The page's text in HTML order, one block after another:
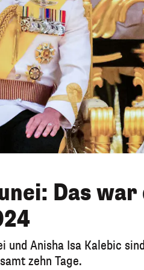
Das
und Anisha Isa Kalebic
zehn Tage.